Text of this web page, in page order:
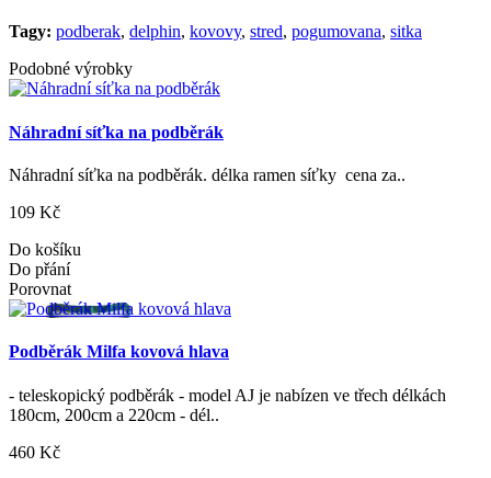
Tagy: podberak, delphin, kovovy, stred, pogumovana, sitka
Podobné výrobky
Náhradní síťka na podběrák
Náhradní síťka na podběrák. délka ramen síťky cena za..
109 Kč
Do košíku
Do přání
Porovnat
Podběrák Milfa kovová hlava
- teleskopický podběrák - model AJ je nabízen ve třech délkách
180cm, 200cm a 220cm - dél..
460 Kč